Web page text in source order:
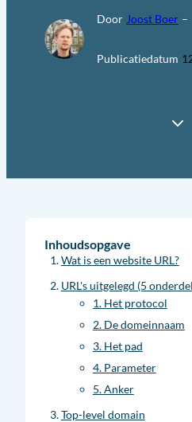
Door Joost Boer –
Publicatiedatum
Inhoudsopgave
Wat is een website URL?
URL's uitgelegd (5
1. Het protocol
2. De domeinnaam
3. Het pad
4. Parameter
5. Anker
Top-level domain